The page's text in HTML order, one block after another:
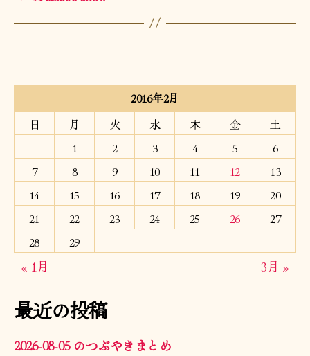
2016年2月
日
月 火 水 木 金
土
1
2 3 4 5
6
7
8 9 10 11 12
13
14
15 16 17 18 19
20
21
22 23 24 25 26
27
28
29
« 1月 3月 »
最近の投稿
2026-08-05 のつぶやきまとめ